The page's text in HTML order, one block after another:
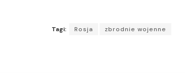
Tagi: Rosja zbrodnie wojenne